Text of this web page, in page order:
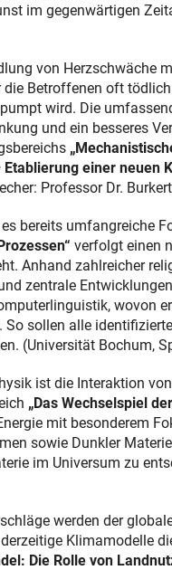
im gegenwärtigen
von Herzschwäche
Betroffenen oft
wird. Die
und ein besseres
einer neuen
Professor Dr.
bereits umfangreiche
verfolgt einen
Anhand zahlreicher
zentrale
wovon
So sollen alle
(Universität Bochum,
ist die Interaktion
„Das Wechselspiel
mit besonderem
sowie Dunkler
im Universum zu
werden der
Klimamodelle
Die Rolle von